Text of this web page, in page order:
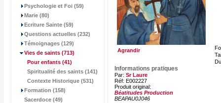
Psychologie et Foi (59)
Marie (80)
Ecriture Sainte (59)
Questions actuelles (232)
Témoignages (129)
Vies de saints (713)
Pour enfants (41)
Spiritualité des saints (141)
Contexte Historique (531)
Formation (158)
Sacerdoce (49)
Agrandir
Informations pratiques
Par: Sr Laure
Réf: E002227
Produit original:
Béatitudes Production
BEAPAU0J046